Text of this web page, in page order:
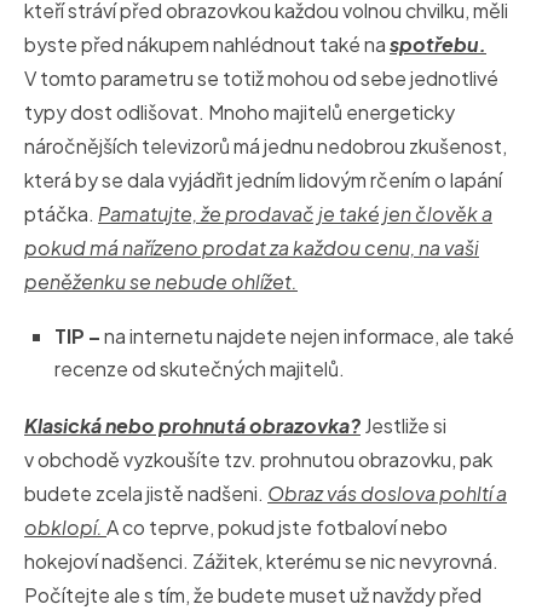
kteří stráví před obrazovkou každou volnou chvilku, měli
byste před nákupem nahlédnout také naspotřebu.
V tomto parametru se totiž mohou od sebe jednotlivé
typy dost odlišovat. Mnoho majitelů energeticky
náročnějších televizorů má jednu nedobrou zkušenost,
která by se dala vyjádřit jedním lidovým rčením o lapání
ptáčka. Pamatujte, že prodavač je také jen člověk a
pokud má nařízeno prodat za každou cenu, na vaši
peněženku se nebude ohlížet.
TIP –na internetu najdete nejen informace, ale také
recenze od skutečných majitelů.
Klasická nebo prohnutá obrazovka?Jestliže si
v obchodě vyzkoušíte tzv. prohnutou obrazovku, pak
budete zcela jistě nadšeni. Obraz vás doslova pohltí a
obklopí. A co teprve, pokud jste fotbaloví nebo
hokejoví nadšenci. Zážitek, kterému se nic nevyrovná.
Počítejte ale s tím, že budete muset už navždy před